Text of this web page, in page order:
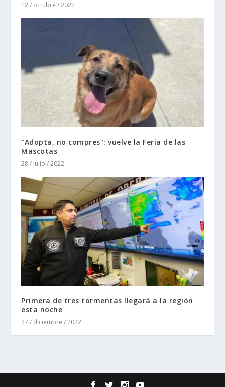
12 / octubre / 2022
“Adopta, no compres”: vuelve la Feria de las
Mascotas
28 / julio / 2022
Primera de tres tormentas llegará a la región
esta noche
27 / diciembre / 2022